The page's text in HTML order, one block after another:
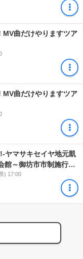
MV曲だけやりますツア
MV曲だけやりますツア
マサキセイヤ地元凱
館～御坊市市制施⾏70
) 17:00